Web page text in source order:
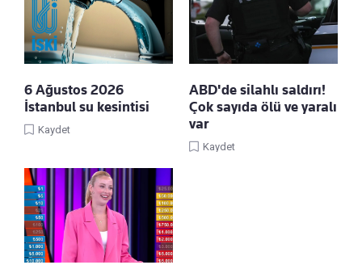
6 Ağustos 2026
İstanbul su kesintisi
Kaydet
ABD'de silahlı saldırı!
Çok sayıda ölü ve yaralı
var
Kaydet